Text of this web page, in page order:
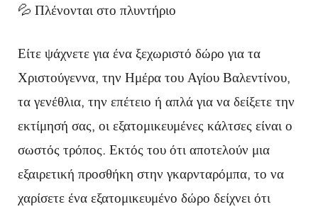
💦 Πλένονται στο πλυντήριο
Είτε ψάχνετε για ένα ξεχωριστό δώρο για τα
Χριστούγεννα, την Ημέρα του Αγίου Βαλεντίνου,
τα γενέθλια, την επέτειο ή απλά για να δείξετε την
εκτίμησή σας, οι εξατομικευμένες κάλτσες είναι ο
σωστός τρόπος. Εκτός του ότι αποτελούν μια
εξαιρετική προσθήκη στην γκαρνταρόμπα, το να
χαρίσετε ένα εξατομικευμένο δώρο δείχνει ότι